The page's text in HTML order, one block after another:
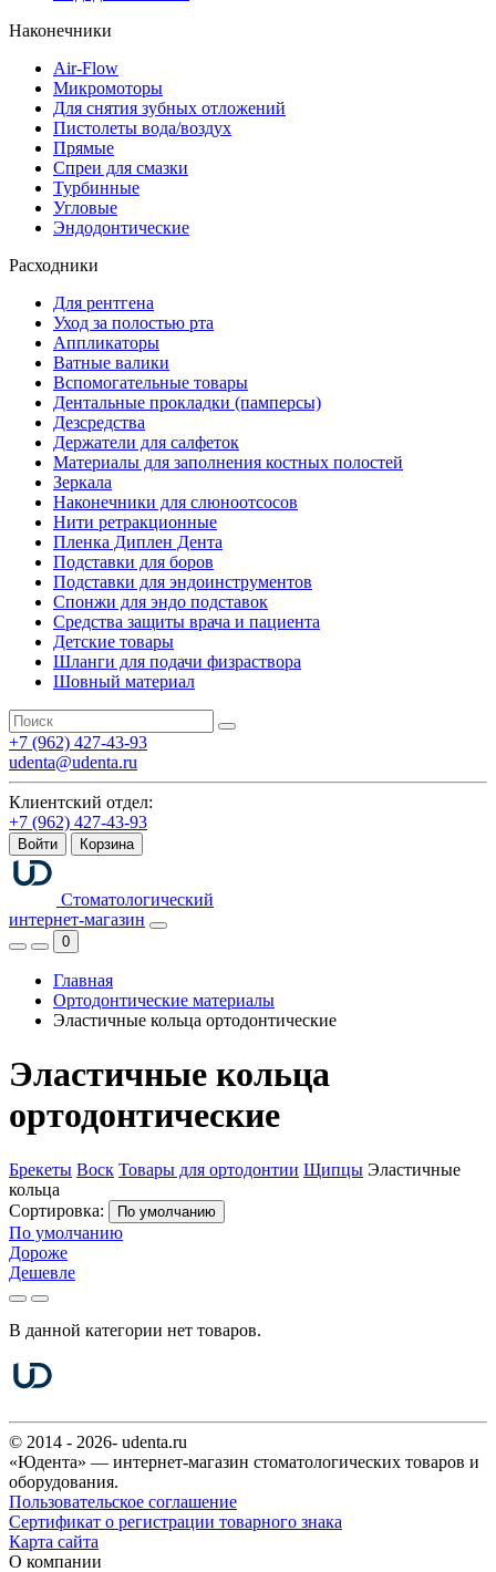
Наконечники
Air-Flow
Микромоторы
Для снятия зубных отложений
Пистолеты вода/воздух
Прямые
Спреи для смазки
Турбинные
Угловые
Эндодонтические
Расходники
Для рентгена
Уход за полостью рта
Аппликаторы
Ватные валики
Вспомогательные товары
Дентальные прокладки (памперсы)
Дезсредства
Держатели для салфеток
Материалы для заполнения костных полостей
Зеркала
Наконечники для слюноотсосов
Нити ретракционные
Пленка Диплен Дента
Подставки для боров
Подставки для эндоинструментов
Спонжи для эндо подставок
Средства защиты врача и пациента
Детские товары
Шланги для подачи физраствора
Шовный материал
+7 (962) 427-43-93
udenta@udenta.ru
Клиентский отдел:
+7 (962) 427-43-93
Войти Корзина
Стоматологический
интернет-магазин
0
Главная
Ортодонтические материалы
Эластичные кольца ортодонтические
Эластичные кольца
ортодонтические
Брекеты Воск Товары для ортодонтии Щипцы Эластичные
кольца
Сортировка:
По умолчанию
По умолчанию
Дороже
Дешевле
В данной категории нет товаров.
© 2014 - 2026- udenta.ru
«Юдента» — интернет-магазин стоматологических товаров и
оборудования.
Пользовательское соглашение
Сертификат о регистрации товарного знака
Карта сайта
О компании